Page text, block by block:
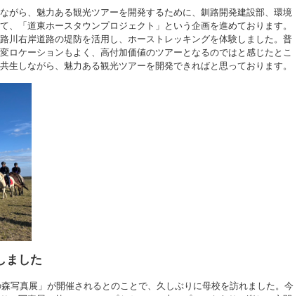
がら、魅力ある観光ツアーを開発するために、釧路開発建設部、環境
、「道東ホースタウンプロジェクト」という企画を進めております。
川右岸道路の堤防を活用し、ホーストレッキングを体験しました。普
ロケーションもよく、高付加価値のツアーとなるのではと感じたとこ
生しながら、魅力ある観光ツアーを開発できればと思っております。
ました
写真展」が開催されるとのことで、久しぶりに母校を訪れました。今